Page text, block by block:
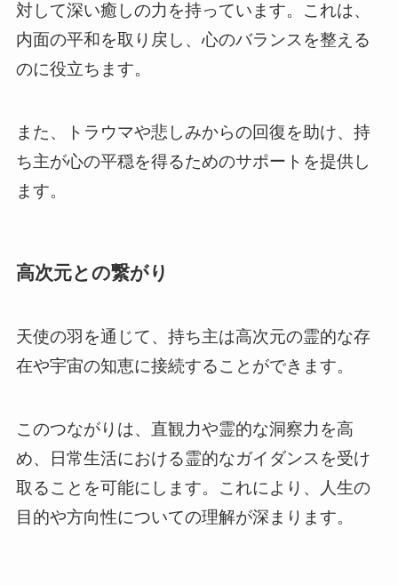
対して深い癒しの力を持っています。これは、
内面の平和を取り戻し、心のバランスを整える
のに役立ちます。
また、トラウマや悲しみからの回復を助け、持
ち主が心の平穏を得るためのサポートを提供し
ます。
高次元との繋がり
天使の羽を通じて、持ち主は高次元の霊的な存
在や宇宙の知恵に接続することができます。
このつながりは、直観力や霊的な洞察力を高
め、日常生活における霊的なガイダンスを受け
取ることを可能にします。これにより、人生の
目的や方向性についての理解が深まります。